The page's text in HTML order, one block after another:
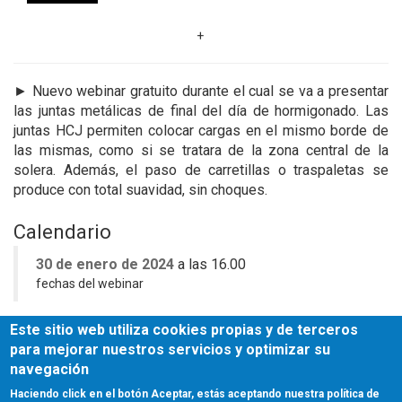
+
► Nuevo webinar gratuito durante el cual se va a presentar
las juntas metálicas de final del día de hormigonado. Las
juntas HCJ permiten colocar cargas en el mismo borde de
las mismas, como si se tratara de la zona central de la
solera. Además, el paso de carretillas o traspaletas se
produce con total suavidad, sin choques.
Calendario
30 de enero de 2024 a las 16.00
fechas del webinar
Más información
inscripción
Este sitio web utiliza cookies propias y de terceros
para mejorar nuestros servicios y optimizar su
navegación
Haciendo click en el botón Aceptar, estás aceptando nuestra política de